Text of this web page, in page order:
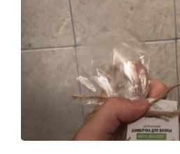
Мята – эвкалипт имеет
«держит» свою форму
белый шарик. Ее
крошиться,...